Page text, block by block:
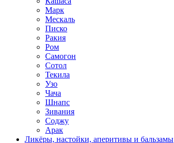
Марк
Мескаль
Писко
Ракия
Ром
Самогон
Сотол
Текила
Узо
Чача
Шнапс
Зивания
Соджу
Арак
Ликёры, настойки, аперитивы и бальзамы